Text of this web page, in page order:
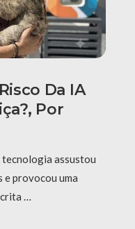
Da IA
Por
tecnologia assustou
e provocou uma
…